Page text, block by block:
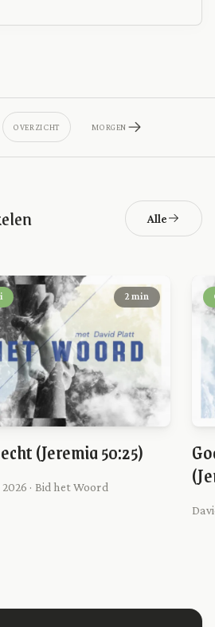
OVERZICHT MORGEN
Alle
2 min
(Jeremia 50:25)
· Bid het Woord